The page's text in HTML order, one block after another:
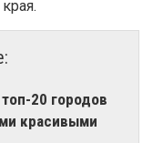
20 городов
красивыми